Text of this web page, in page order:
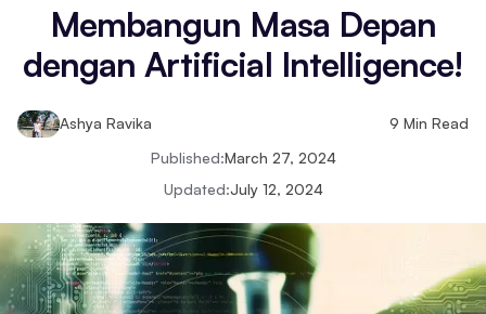
Membangun Masa Depan
dengan Artificial Intelligence!
Ashya Ravika 9 Min Read
Published:March 27, 2024
Updated:July 12, 2024